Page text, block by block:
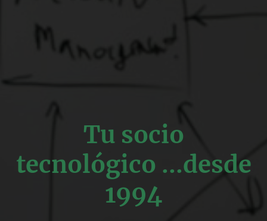
Tu socio
tecnológico ...desde
1994